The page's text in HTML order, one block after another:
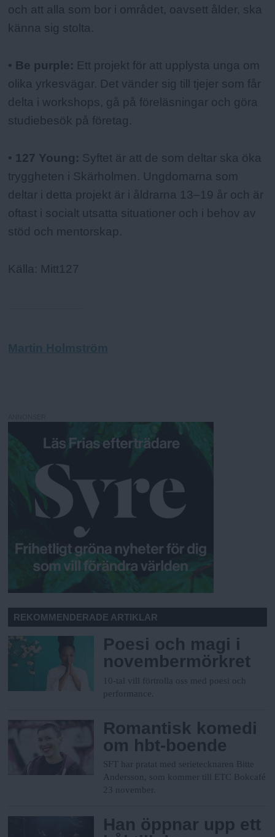
och att alla som bor i området, oavsett ålder, ska
känna sig stolta.
• Be purple: Ett projekt för att upplysta unga om
olika yrkesvägar. Det vänder sig till tjejer som får
delta i workshops, gå på föreläsningar och göra
studiebesök på företag.
• 127 Young: Syftet är att de som deltar ska öka
tryggheten i Skärholmen. Ungdomarna som
deltar i detta projekt är i åldrarna 13–19 år och är
oftast i socialt utsatta situationer och i behov av
stöd och mentorskap.
Källa: Mitt127
Martin Holmström
REKOMMENDERADE ARTIKLAR
Poesi och magi i
novembermörkret
10-tal vill förtrolla oss med poesi och
performance.
Romantisk komedi
om hbt-boende
SFT har pratat med serietecknaren Bitte
Andersson, som kommer till ETC Bokcafé
23 november.
Han öppnar upp ett